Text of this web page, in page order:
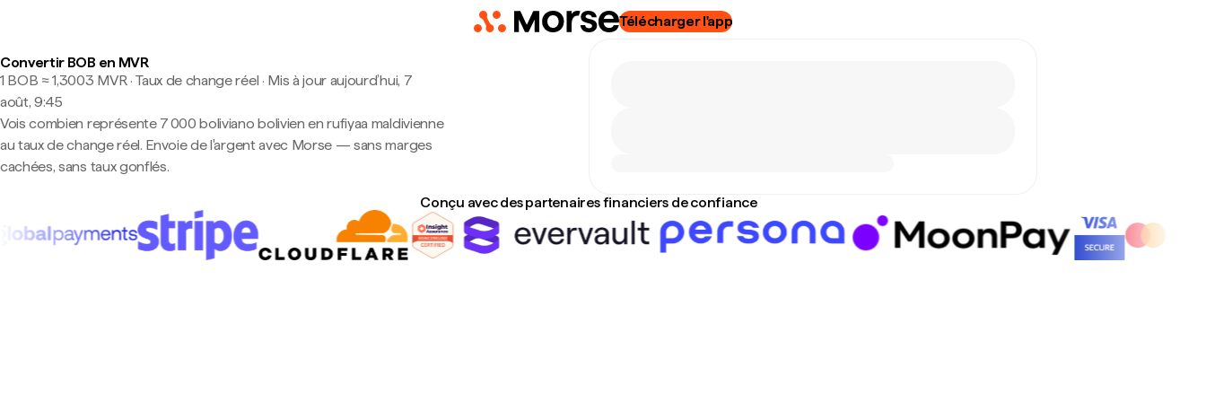
Télécharger l'app
Convertir BOB en MVR
1 BOB ≈ 1,3003 MVR · Taux de change réel · Mis à jour aujourd’hui, 7
août, 9:45
Vois combien représente 7 000 boliviano bolivien en rufiyaa maldivienne
au taux de change réel. Envoie de l'argent avec Morse — sans marges
cachées, sans taux gonflés.
Conçu avec des partenaires financiers de confiance